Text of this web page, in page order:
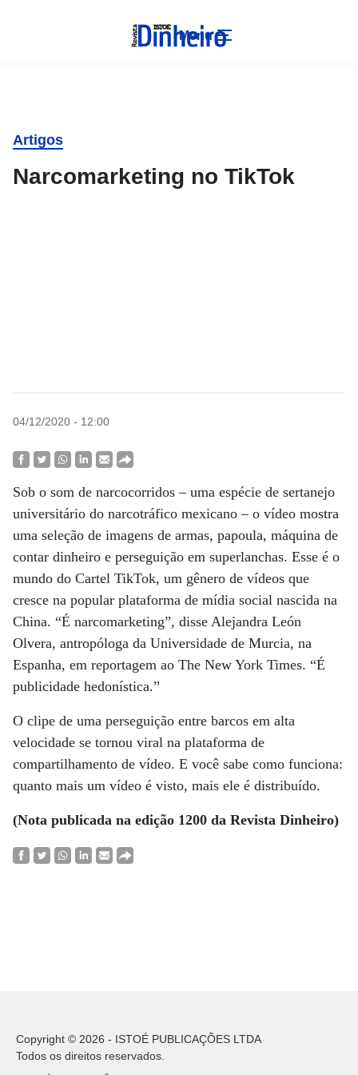
Menu
Artigos
Narcomarketing no TikTok
04/12/2020 - 12:00
Sob o som de narcocorridos – uma espécie de sertanejo
universitário do narcotráfico mexicano – o vídeo mostra
uma seleção de imagens de armas, papoula, máquina de
contar dinheiro e perseguição em superlanchas. Esse é o
mundo do Cartel TikTok, um gênero de vídeos que
cresce na popular plataforma de mídia social nascida na
China. “É narcomarketing”, disse Alejandra León
Olvera, antropóloga da Universidade de Murcia, na
Espanha, em reportagem ao The New York Times. “É
publicidade hedonística.”
O clipe de uma perseguição entre barcos em alta
velocidade se tornou viral na plataforma de
compartilhamento de vídeo. E você sabe como funciona:
quanto mais um vídeo é visto, mais ele é distribuído.
(Nota publicada na edição 1200 da Revista Dinheiro)
Copyright © 2026 - ISTOÉ PUBLICAÇÕES LTDA
Todos os direitos reservados.